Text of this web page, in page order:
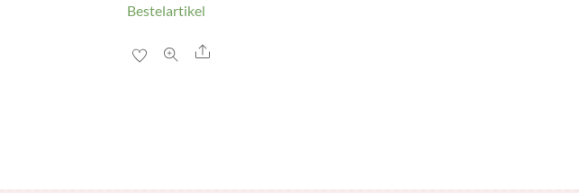
Bestelartikel
Share